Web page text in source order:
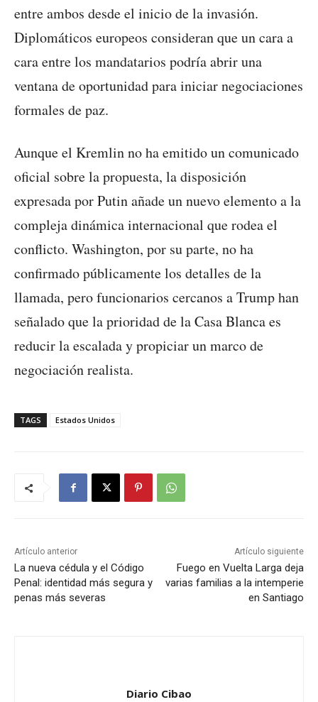
entre ambos desde el inicio de la invasión.
Diplomáticos europeos consideran que un cara a
cara entre los mandatarios podría abrir una
ventana de oportunidad para iniciar negociaciones
formales de paz.
Aunque el Kremlin no ha emitido un comunicado
oficial sobre la propuesta, la disposición
expresada por Putin añade un nuevo elemento a la
compleja dinámica internacional que rodea el
conflicto. Washington, por su parte, no ha
confirmado públicamente los detalles de la
llamada, pero funcionarios cercanos a Trump han
señalado que la prioridad de la Casa Blanca es
reducir la escalada y propiciar un marco de
negociación realista.
TAGS Estados Unidos
Artículo anterior
La nueva cédula y el Código
Penal: identidad más segura y
penas más severas
Artículo siguiente
Fuego en Vuelta Larga deja
varias familias a la intemperie
en Santiago
Diario Cibao